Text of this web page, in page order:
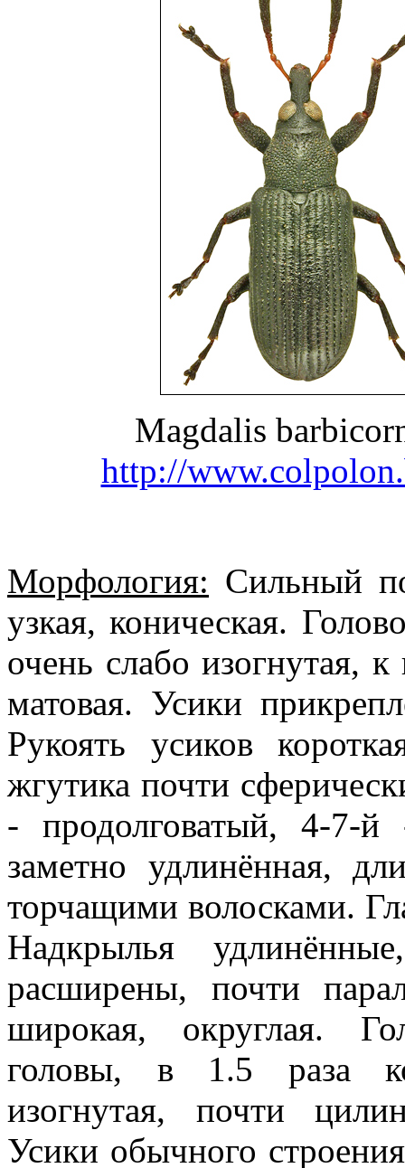
Magdalis
http://
Морфология: Сильный
узкая, коническая.
очень слабо изогнутая,
матовая. Усики
Рукоять усиков
жгутика почти
- продолговатый, 4-7-й
заметно удлинённая,
торчащими волосками.
Надкрылья
расширены, почти
широкая, округлая.
головы, в 1.5 раза
изогнутая, почти
Усики обычного